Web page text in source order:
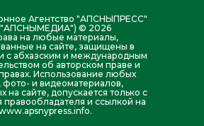
Агентство "АПСНЫПРЕСС"
"АПСНЫМЕДИА") © 2026
на любые материалы,
на сайте, защищены в
с абхазским и международным
об авторском праве и
Использование любых
фото- и видеоматериалов,
на сайте, допускается только с
и ссылкой на